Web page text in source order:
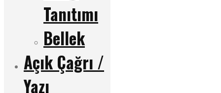
Tanıtımı
Bellek
Açık Çağrı /
Yazı